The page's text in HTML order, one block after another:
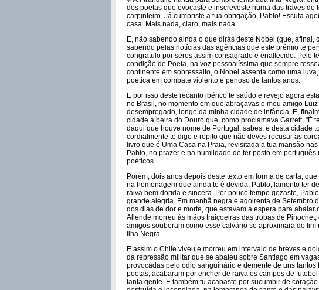
dos poetas que evocaste e inscreveste numa das traves
carpinteiro. Já cumpriste a tua obrigação, Pablo! Escuta
casa. Mais nada, claro, mais nada.
E, não sabendo ainda o que dirás deste Nobel (que,
sabendo pelas notícias das agências que este prémio te
congratulo por seres assim consagrado e enaltecido. Pelo
condição de Poeta, na voz pessoalíssima que sempre
continente em sobressalto, o Nobel assenta como uma
poética em combate violento e penoso de tantos anos.
E por isso deste recanto ibérico te saúdo e revejo agora
no Brasil, no momento em que abraçavas o meu amigo
desempregado, longe da minha cidade de infância. E,
cidade à beira do Douro que, como proclamava Garrett, "È
daqui que houve nome de Portugal, sabes, e desta cidade
cordialmente te digo e repito que não deves recusar as
livro que é Uma Casa na Praia, revisitada a tua mansão
Pablo, no prazer e na humildade de ter posto em
poéticos.
Porém, dois anos depois deste texto em forma de carta,
na homenagem que ainda te é devida, Pablo, lamento ter
raiva bem dorida e sincera. Por pouco tempo gozaste,
grande alegria. Em manhã negra e agoirenta de Setembro
dos dias de dor e morte, que estavam à espera para
Allende morreu às mãos traiçoeiras das tropas de
amigos souberam como esse calvário se aproximara do
Ilha Negra.
E assim o Chile viveu e morreu em intervalo de breves e
da repressão militar que se abateu sobre Santiago em
provocadas pelo ódio sanguinário e demente de uns
poetas, acabaram por encher de raiva os campos de
tanta gente. E também tu acabaste por sucumbir de